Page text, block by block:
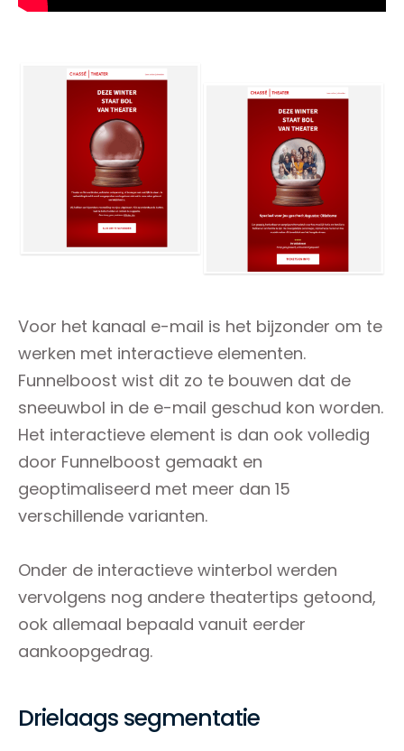
Voor het kanaal e-mail is het bijzonder om te
werken met interactieve elementen.
Funnelboost wist dit zo te bouwen dat de
sneeuwbol in de e-mail geschud kon worden.
Het interactieve element is dan ook volledig
door Funnelboost gemaakt en
geoptimaliseerd met meer dan 15
verschillende varianten.
Onder de interactieve winterbol werden
vervolgens nog andere theatertips getoond,
ook allemaal bepaald vanuit eerder
aankoopgedrag.
Drielaags segmentatie